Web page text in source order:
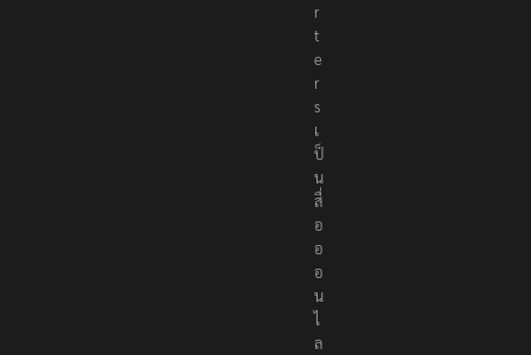
o
r
t
e
r
s
เ
ป็
น
สื่
อ
อ
อ
น
ไ